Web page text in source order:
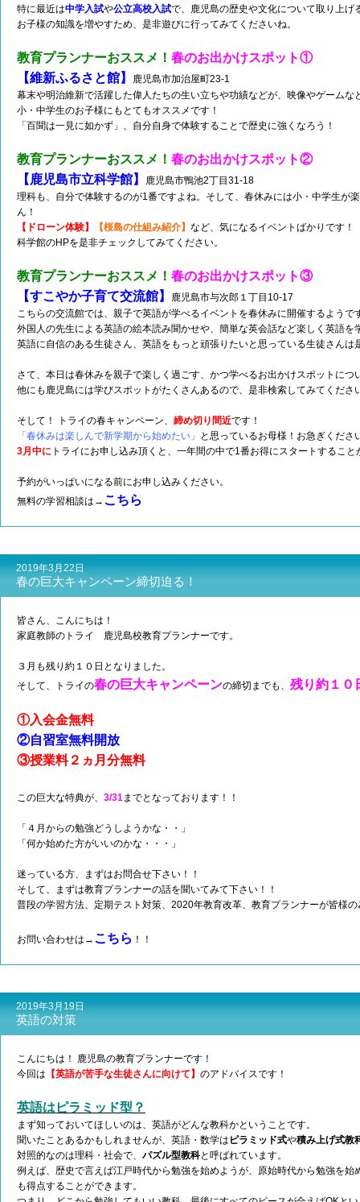
特に最近は中学入試や公立高校入試で、鹿児島の歴史や文化について取り上げ
お子様の知識を増やすため、是非遊びに行ってみてくださいね。
教育プランナーおススメ！ 春のお出かけスポット①
【維新ふるさと館】
鹿児島市加治屋町23-1
幕末や明治維新で活躍した偉人たちの生い立ちや功績などが、映像やゲームな
小・中学生のお子様にもとてもオススメです！
「百聞は一見に如かず」、自分自身で体験することで歴史に強くなろう！
教育プランナーおススメ！ 春のお出かけスポット②
【鹿児島市立科学館】
鹿児島市鴨池2丁目31-18
理科も、自分で体験するのが1番ですよね。そして、春休みには小・中学生が
ん！
【ドローン体験】
【桜島の仕組み紹介】 など、気になるイベントばかりです！
科学館のHPを是非チェックしてみてください。
教育プランナーおススメ！ 春のお出かけスポット③
【すこやか子育て交流館】
鹿児島市与次郎１丁目10-17
こちらの交流館では、親子で英語が学べるイベントを春休みに開催するようで
外国人の先生による英語の絵本読み聞かせや、簡単な英会話など楽しく英語を
英語に自信のある生徒さん、英語をもっと頑張りたいと思っている生徒さんは
さて、本日は春休みを親子で楽しく過ごす、かつ学べるお出かけスポットにつ
他にも鹿児島には学びスポットがたくさんあるので、是非検索してみてくださ
そして！ トライの春キャンペーン、 締め切り間近です！
「春休みは楽しんで新学期から始めたい」
と思っているお母様！お急ぎくださ
3月中に トライにお申し込み頂くと、一年間の中で1番お得にスタートすること
予約がいっぱいになる前にお申し込みください。
無料の学習相談は→ こちら
2019年3月22日
春の巨大キャンペーン締切迫る！
皆さん、こんにちは！
家庭教師のトライ 鹿児島校教育プランナーです。
３月も残り約１０日となりました。
そして、トライの春の巨大キャンペーンの締切までも、 残り約１０
①入会金無料
②自習室無料開放
③授業料２ヵ月分無料
この巨大な特典が、 3/31までとなっております！！
「４月からの勉強どうしようかな・・」
「何か始めた方がいいのかな・・・」
迷っている方、まずはお問合せ下さい！！
そして、まずは教育プランナーの話を聞いてみて下さい！！
普段の学習方法、定期テスト対策、2020年教育改革、教育プランナーが皆様
お問い合わせは→ こちら ！！
2019年3月19日
英語の対策
こんにちは！ 鹿児島の教育プランナーです！
今回は 【英語が苦手な生徒さんに向けて】 のアドバイスです！
英語はピラミッド型？
まず知っておいてほしいのは、英語がどんな教科かということです。
聞いたことあるかもしれませんが、英語・数学は ピラミッド式や積み上げ式教
対照的なのは理科・社会で、 パズル型教科と呼ばれています。
例えば、歴史で言えば江戸時代から勉強を始めようが、原始時代から勉強を
も得点することができます。